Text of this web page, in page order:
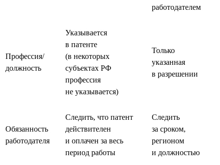
работодателем
Профессия/
должность
Указывается
в патенте
(в некоторых
субъектах РФ
профессия
не указывается)
Только
указанная
в разрешении
Обязанность
работодателя
Следить, что патент
действителен
и оплачен за весь
период работы
Следить
за сроком,
регионом
и должностью